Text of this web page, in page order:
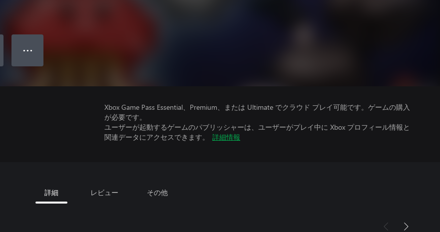
● ● ●
Xbox Game Pass Essential、Premium、または Ultimate でクラウド プレイ可能です。ゲームの購入
が必要です。
ユーザーが起動するゲームのパブリッシャーは、ユーザーがプレイ中に Xbox プロフィール情報と
関連データにアクセスできます。
詳細情報
詳細 レビュー その他